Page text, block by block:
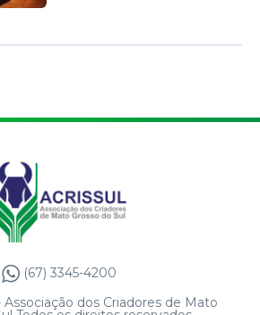
(67) 3345-4200
dos Criadores de Mato